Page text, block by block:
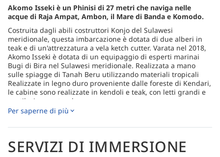
Akomo Isseki è un Phinisi di 27 metri che naviga nelle
acque di Raja Ampat, Ambon, il Mare di Banda e Komodo.
Costruita dagli abili costruttori Konjo del Sulawesi
meridionale, questa imbarcazione è dotata di due alberi in
teak e di un'attrezzatura a vela ketch cutter. Varata nel 2018,
Akomo Isseki è dotata di un equipaggio di esperti marinai
Bugi di Bira nel Sulawesi meridionale. Realizzata a mano
sulle spiagge di Tanah Beru utilizzando materiali tropicali
Realizzate in legno duro proveniente dalle foreste di Kendari,
le cabine sono realizzate in kendoli e teak, con letti grandi e
ventilazione naturale.
L'Akomo Isseki offre 4 cabine doppie con bagno in comune,
scrivania per computer/gadget, oblò e un ventilatore. Gli
ospiti possono usufruire di una sala da pranzo comune, un
Per saperne di più
SERVIZI DI IMMERSIONE